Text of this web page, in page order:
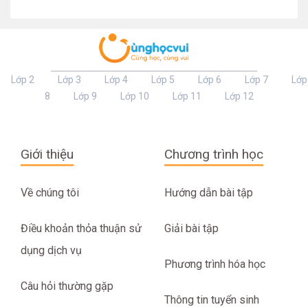
Lớp 2 Lớp 3 Lớp 4 Lớp 5 Lớp 6 Lớp 7
Lớp
8
Lớp 9 Lớp 10 Lớp 11 Lớp 12
Giới thiệu
Về chúng tôi
Điều khoản thỏa thuận sử
dụng dịch vụ
Câu hỏi thường gặp
Chương trình học
Hướng dẫn bài tập
Giải bài tập
Phương trình hóa học
Thông tin tuyển sinh